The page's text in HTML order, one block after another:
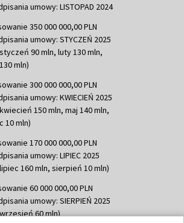
umowy: LISTOPAD 2024
350 000 000,00 PLN
umowy: STYCZEŃ 2025
90 mln, luty 130 mln,
mln)
300 000 000,00 PLN
umowy: KWIECIEŃ 2025
150 mln, maj 140 mln,
10 mln)
170 000 000,00 PLN
umowy: LIPIEC 2025
160 mln, sierpień 10 mln)
60 000 000,00 PLN
umowy: SIERPIEŃ 2025
60 mln)